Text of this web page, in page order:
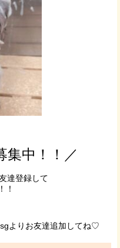
集中！！／
達登録して
！
よりお友達追加してね♡